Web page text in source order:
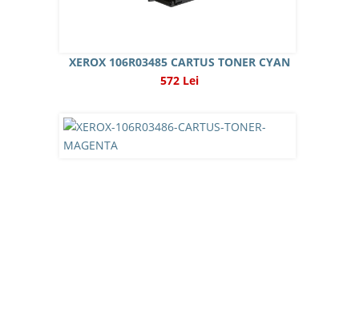
XEROX 106R03485 CARTUS TONER CYAN
572 Lei